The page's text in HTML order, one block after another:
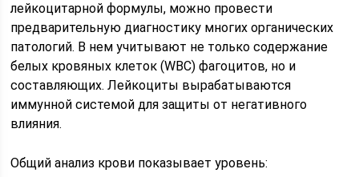
лейкоцитарной формулы, можно провести
предварительную диагностику многих органических
патологий. В нем учитывают не только содержание
белых кровяных клеток (WBC) фагоцитов, но и
составляющих. Лейкоциты вырабатываются
иммунной системой для защиты от негативного
влияния.
Общий анализ крови показывает уровень: